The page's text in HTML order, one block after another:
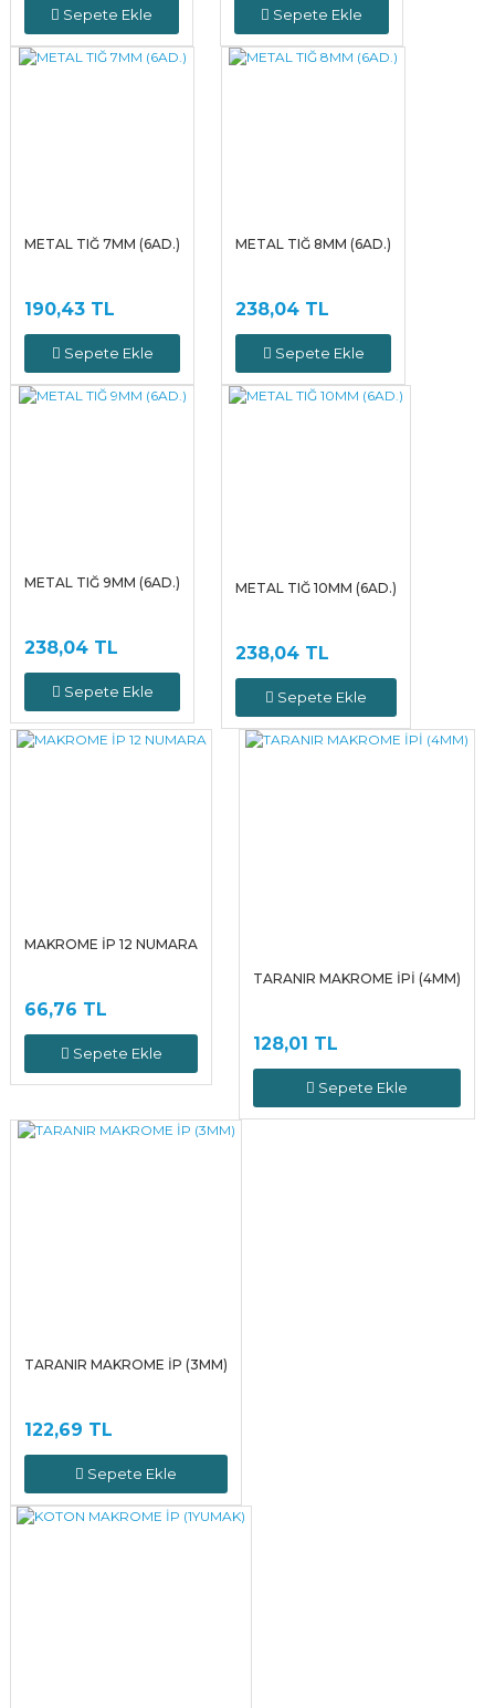
Sepete Ekle Sepete Ekle
METAL TIĞ 7MM (6AD.)
190,43 TL
Sepete Ekle
METAL TIĞ 8MM (6AD.)
238,04 TL
Sepete Ekle
METAL TIĞ 9MM (6AD.)
238,04 TL
Sepete Ekle
METAL TIĞ 10MM (6AD.)
238,04 TL
Sepete Ekle
MAKROME İP 12 NUMARA
66,76 TL
Sepete Ekle
TARANIR MAKROME İPİ (4MM)
128,01 TL
Sepete Ekle
TARANIR MAKROME İP (3MM)
122,69 TL
Sepete Ekle